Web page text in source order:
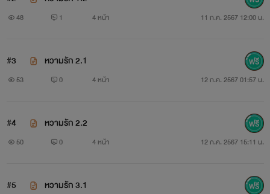
48 1 4 หน้า 11 ก.ค. 2567 12:00 น.
#3 หวามรัก 2.1
53 0 4 หน้า 12 ก.ค. 2567 01:57 น.
#4 หวามรัก 2.2
50 0 4 หน้า 12 ก.ค. 2567 15:11 น.
#5 หวามรัก 3.1